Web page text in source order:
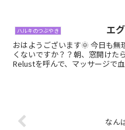
ハルキのつぶやき エ
おはようございます🌞 今日も
くないですか？？朝、窓開けた
Relustを呼んで、マッサージで
なん